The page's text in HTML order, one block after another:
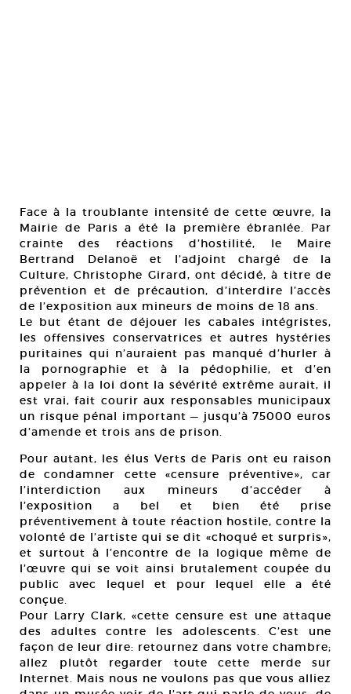
Face à la troublante intensité de cette œuvre, la
Mairie de Paris a été la première ébranlée. Par
crainte des réactions d’hostilité, le Maire
Bertrand Delanoë et l’adjoint chargé de la
Culture, Christophe Girard, ont décidé, à titre de
prévention et de précaution, d’interdire l’accès
de l’exposition aux mineurs de moins de 18 ans.
Le but étant de déjouer les cabales intégristes,
les offensives conservatrices et autres hystéries
puritaines qui n’auraient pas manqué d’hurler à
la pornographie et à la pédophilie, et d’en
appeler à la loi dont la sévérité extrême aurait, il
est vrai, fait courir aux responsables municipaux
un risque pénal important — jusqu’à 75000 euros
d’amende et trois ans de prison.
Pour autant, les élus Verts de Paris ont eu raison
de condamner cette «censure préventive», car
l’interdiction aux mineurs d’accéder à
l’exposition a bel et bien été prise
préventivement à toute réaction hostile, contre la
volonté de l’artiste qui se dit «choqué et surpris»,
et surtout à l’encontre de la logique même de
l’œuvre qui se voit ainsi brutalement coupée du
public avec lequel et pour lequel elle a été
conçue.
Pour Larry Clark, «cette censure est une attaque
des adultes contre les adolescents. C’est une
façon de leur dire: retournez dans votre chambre;
allez plutôt regarder toute cette merde sur
Internet. Mais nous ne voulons pas que vous alliez